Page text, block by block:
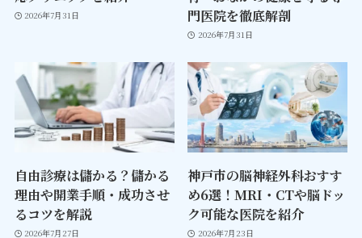
2026年7月31日
門医院を徹底解剖
2026年7月31日
自由診療は儲かる？儲かる
理由や開業手順・成功させ
るコツを解説
2026年7月27日
神戸市の脳神経外科おすす
め6選！MRI・CTや脳ドッ
ク可能な医院を紹介
2026年7月23日